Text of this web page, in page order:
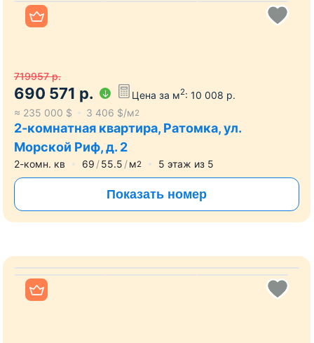
719957 р.
690 571 р. Цена за м2: 10 008 р.
≈ 235 000 $ 3 406 $/м2
2-комнатная квартира, Ратомка, ул.
Морской Риф, д. 2
2-комн. кв 69 55.5 м2 5 этаж из 5
Показать номер
Все фото